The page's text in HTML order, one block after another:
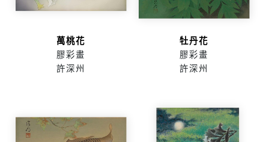
萬桃花
膠彩畫
許深州
牡丹花
膠彩畫
許深州